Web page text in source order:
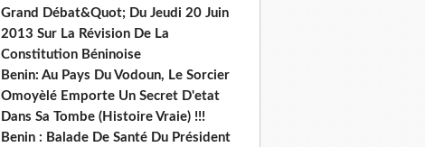
Grand Débat&Quot; Du Jeudi 20 Juin
2013 Sur La Révision De La
Constitution Béninoise
Benin: Au Pays Du Vodoun, Le Sorcier
Omoyèlé Emporte Un Secret D'etat
Dans Sa Tombe (Histoire Vraie) !!!
Benin : Balade De Santé Du Président